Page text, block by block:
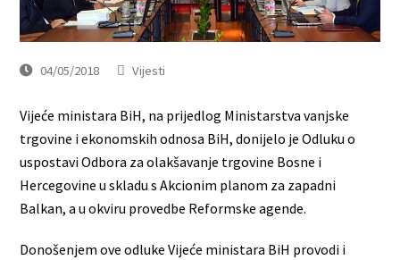
04/05/2018 Vijesti
Vijeće ministara BiH, na prijedlog Ministarstva vanjske
trgovine i ekonomskih odnosa BiH, donijelo je Odluku o
uspostavi Odbora za olakšavanje trgovine Bosne i
Hercegovine u skladu s Akcionim planom za zapadni
Balkan, a u okviru provedbe Reformske agende.
Donošenjem ove odluke Vijeće ministara BiH provodi i